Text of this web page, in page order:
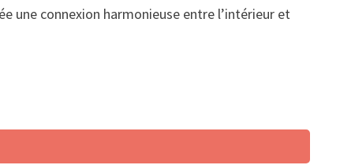
une connexion harmonieuse entre l’intérieur et